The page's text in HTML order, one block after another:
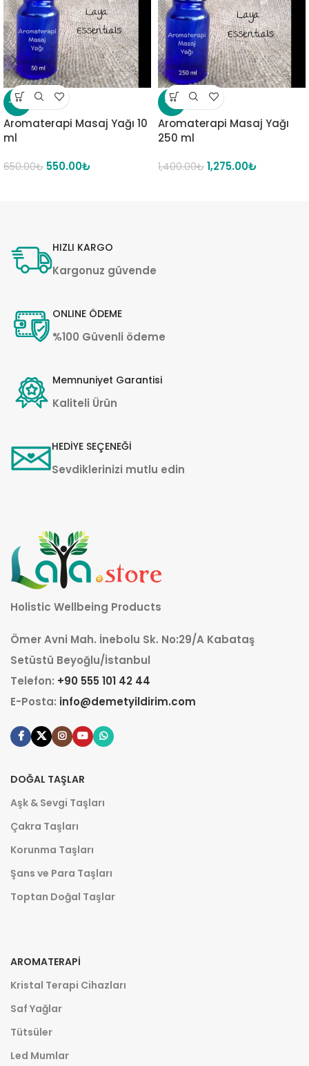
-15%
Aromaterapi Masaj Yağı 10
ml
650.00₺ 550.00₺
-9%
Aromaterapi Masaj Yağı
250 ml
1,400.00₺ 1,275.00₺
HIZLI KARGO
Kargonuz güvende
ONLINE ÖDEME
%100 Güvenli ödeme
Memnuniyet Garantisi
Kaliteli Ürün
HEDİYE SEÇENEĞİ
Sevdiklerinizi mutlu edin
Holistic Wellbeing Products
Ömer Avni Mah. İnebolu Sk. No:29/A Kabataş
Setüstü Beyoğlu/İstanbul
Telefon: +90 555 101 42 44
E-Posta: info@demetyildirim.com
DOĞAL TAŞLAR
Aşk & Sevgi Taşları
Çakra Taşları
Korunma Taşları
Şans ve Para Taşları
Toptan Doğal Taşlar
AROMATERAPI
Kristal Terapi Cihazları
Saf Yağlar
Tütsüler
Led Mumlar